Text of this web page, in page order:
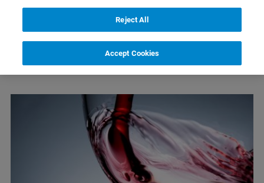
谎言重复千遍即成真理。造假行为不会有任何
界限，它可以在你最意想不到的时候发生在任
何地方，而当你发现的时候却为时已晚。
Reject All
Accept Cookies